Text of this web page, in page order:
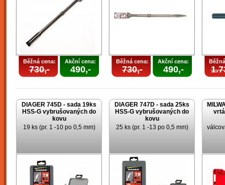
Běžná cena:
730,-
Akční cena:
490,-
Běžná cena:
730,-
Akční cena:
490,-
DIAGER 745D - sada 19ks
HSS-G vybrušovaných do
kovu
19 ks (pr. 1 -10 po 0,5 mm)
DIAGER 747D - sada 25ks
HSS-G vybrušovaných do
kovu
25 ks (pr. 1 -13 po 0,5 mm)